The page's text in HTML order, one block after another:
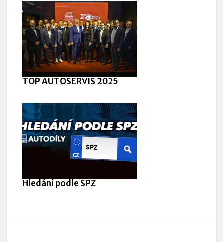
TOP AUTOSERVIS 2025
Hledání podle SPZ